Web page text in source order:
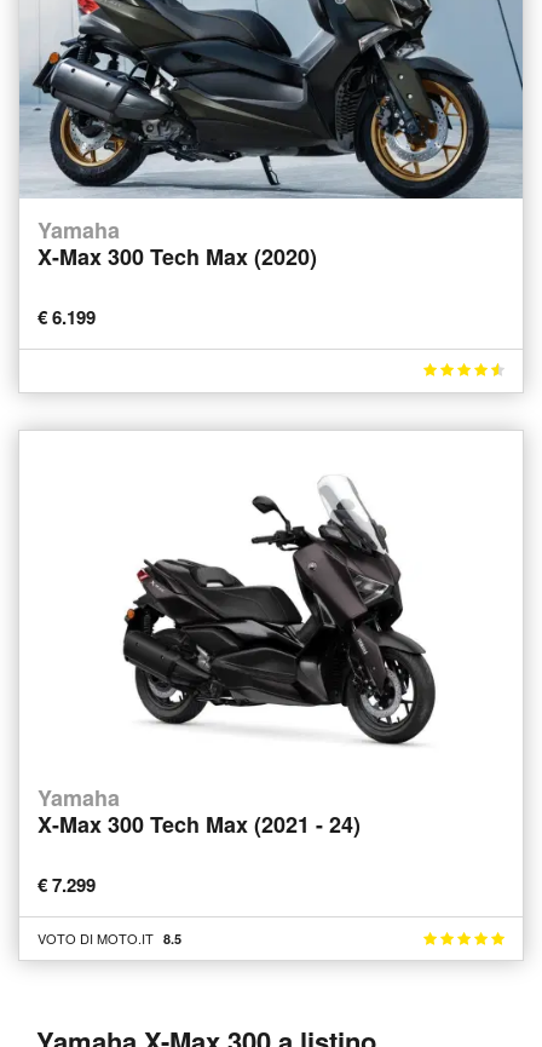
Yamaha
X-Max 300 Tech Max (2020)
€ 6.199
Yamaha
X-Max 300 Tech Max (2021 - 24)
€ 7.299
VOTO DI MOTO.IT 8.5